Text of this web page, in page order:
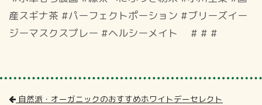
産スギナ茶 #パーフェクトポーション #ブリーズイー
ジーマスクスプレー #ヘルシーメイト # # #
自然派・オーガニックのおすすめホワイトデーセレクト